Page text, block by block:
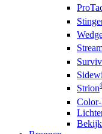
Strion
Bekijk